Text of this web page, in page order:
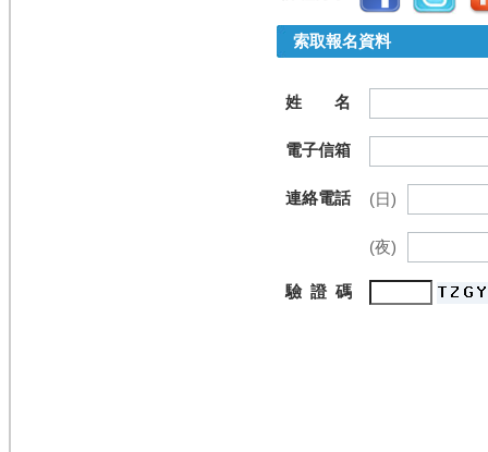
索取報名資料
姓 名
電子信箱
連絡電話 (日)
(夜)
驗 證 碼